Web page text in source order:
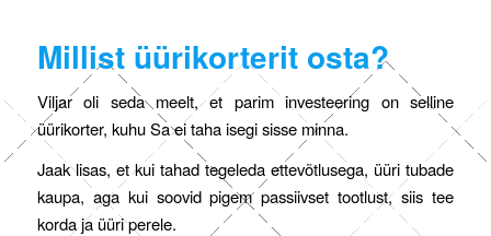
Millist üürikorterit osta?
Viljar oli seda meelt, et parim investeering on selline
üürikorter, kuhu Sa ei taha isegi sisse minna.
Jaak lisas, et kui tahad tegeleda ettevõtlusega, üüri tubade
kaupa, aga kui soovid pigem passiivset tootlust, siis tee
korda ja üüri perele.